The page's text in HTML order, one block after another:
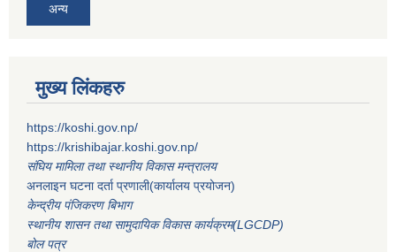
अन्य
मुख्य लिंकहरु
https://koshi.gov.np/
https://krishibajar.koshi.gov.np/
संघिय मामिला तथा स्थानीय विकास मन्त्रालय
अनलाइन घटना दर्ता प्रणाली(कार्यालय प्रयोजन)
केन्द्रीय पंजिकरण बिभाग
स्थानीय शासन तथा सामुदायिक विकास कार्यक्रम(LGCDP)
बोल पत्र